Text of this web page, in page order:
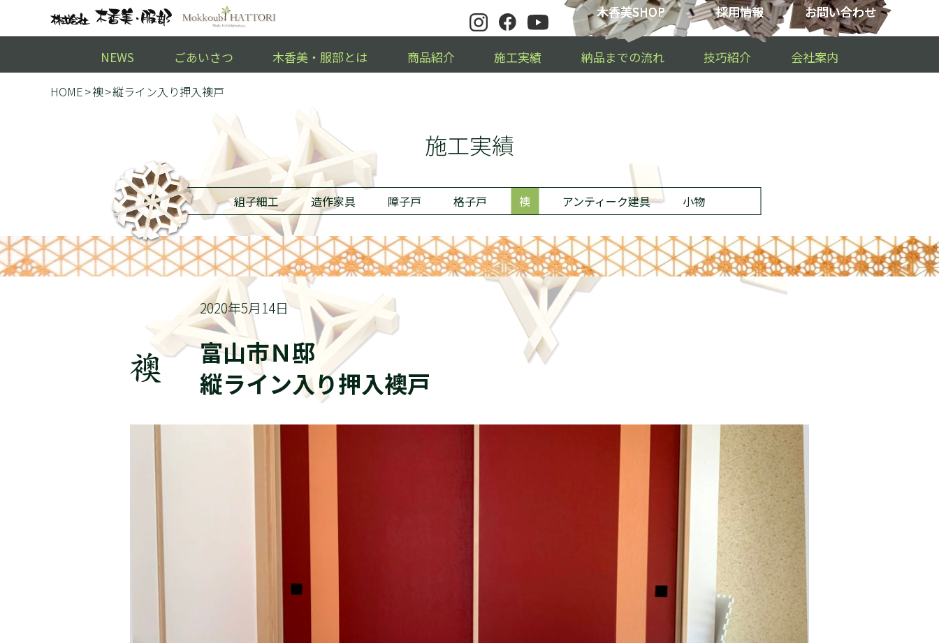
木香美SHOP 採用情報 お問い合わせ
NEWS ごあいさつ 木香美・服部とは 商品紹介 施工実績 納品までの流れ 技巧紹介 会社案内
HOME 襖 縦ライン入り押入襖戸
施工実績
組子細工 造作家具 障子戸 格子戸 襖 アンティーク建具 小物
2020年5月14日
富山市Ｎ邸
縦ライン入り押入襖戸